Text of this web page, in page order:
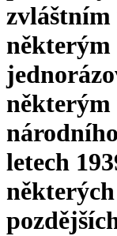
některým
letech